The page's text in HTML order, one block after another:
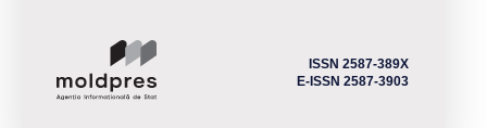
ISSN 2587-389X
E-ISSN 2587-3903